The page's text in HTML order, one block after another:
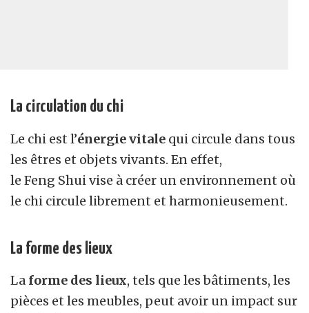
La circulation du chi
Le chi est l’énergie vitale qui circule dans tous
les êtres et objets vivants. En effet,
le Feng Shui vise à créer un environnement où
le chi circule librement et harmonieusement.
La forme des lieux
La forme des lieux, tels que les bâtiments, les
pièces et les meubles, peut avoir un impact sur